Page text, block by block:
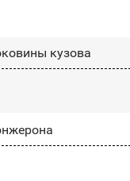
кузова